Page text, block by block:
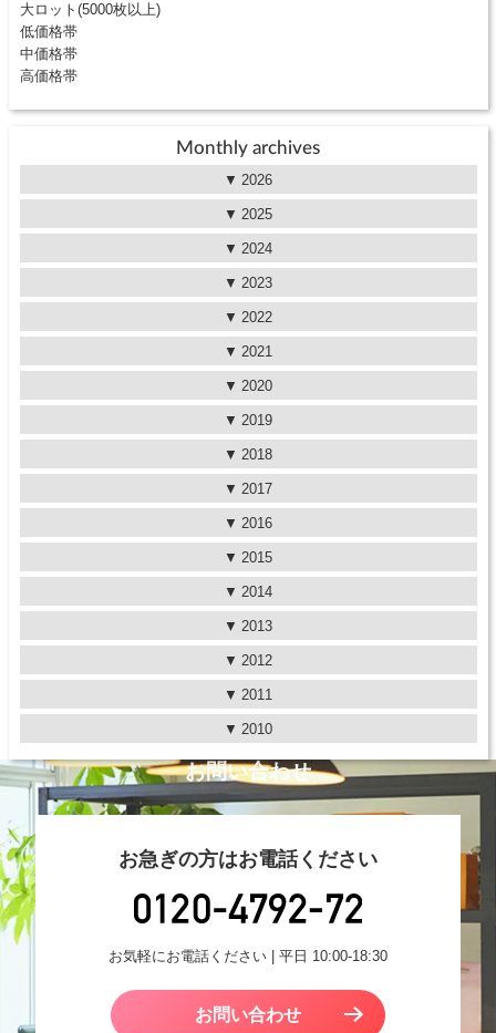
大ロット(5000枚以上)
低価格帯
中価格帯
高価格帯
Monthly archives
2026
2025
2024
2023
2022
2021
2020
2019
2018
2017
2016
2015
2014
2013
2012
2011
2010
お問い合わせ
お急ぎの方はお電話ください
お気軽にお電話ください | 平日 10:00-18:30
お問い合わせ